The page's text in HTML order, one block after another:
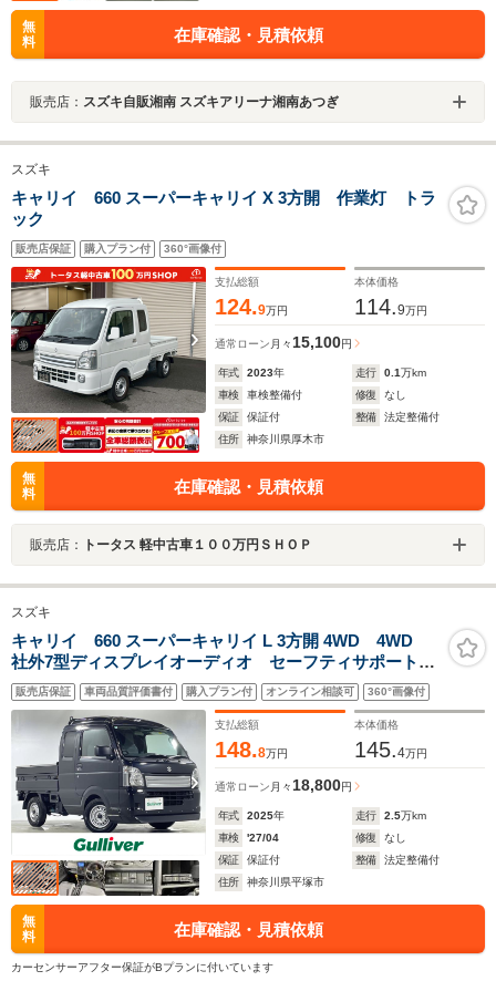
無
料
在庫確認・見積依頼
販売店： スズキ自販湘南 スズキアリーナ湘南あつぎ
スズキ
キャリイ 660 スーパーキャリイ X 3方開 作業灯 トラ
ック
販売店保証 購入プラン付 360°画像付
支払総額
124.9万円
本体価格
114.9万円
通常ローン 月々15,100円
年式 2023年 走行 0.1万km
車検
車検整備付 修復
なし
保証
保証付 整備
法定整備付
住所
神奈川県厚木市
無
料
在庫確認・見積依頼
販売店： トータス 軽中古車１００万円ＳＨＯＰ
スズキ
キャリイ 660 スーパーキャリイ L 3方開 4WD 4WD
社外7型ディスプレイオーディオ セーフティサポート
社外フロントエアロ 社外フロアマット 社外ステアリ
ング 社外シフトノブ LEDヘッドライト オートライ
ト 社外テールランプ ETC
販売店保証 車両品質評価書付 購入プラン付 オンライン相談可 360°画像付
支払総額
148.8万円
本体価格
145.4万円
通常ローン 月々18,800円
年式 2025年 走行 2.5万km
車検
'27/04 修復
なし
保証
保証付 整備
法定整備付
住所
神奈川県平塚市
無
料
在庫確認・見積依頼
カーセンサーアフター保証がBプランに付いています